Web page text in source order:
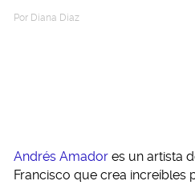
Por Diana Diaz
Andrés Amador es un artista
Francisco que crea increíbles